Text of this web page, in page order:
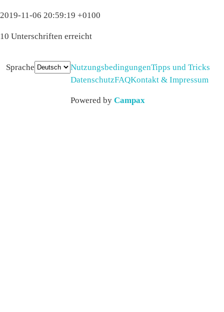
2019-11-06 20:59:19 +0100
10 Unterschriften erreicht
Sprache NutzungsbedingungenTipps und Tricks
DatenschutzFAQKontakt & Impressum
Powered by Campax